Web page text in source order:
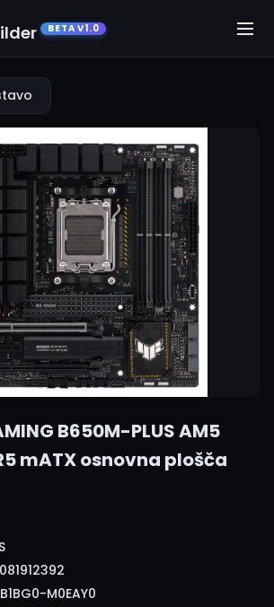
BETA V1.0
B650M-PLUS AM5
mATX osnovna plošča
M0EAY0